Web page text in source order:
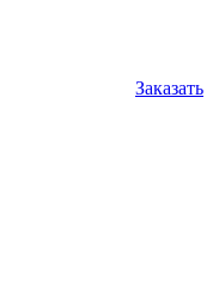
Заказать